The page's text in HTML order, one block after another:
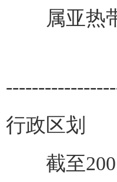
属亚热带
行政区划
截至2005